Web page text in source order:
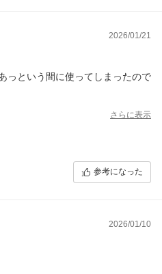
2026/01/21
っという間に使ってしまったので
さらに表示
参考になった
2026/01/10